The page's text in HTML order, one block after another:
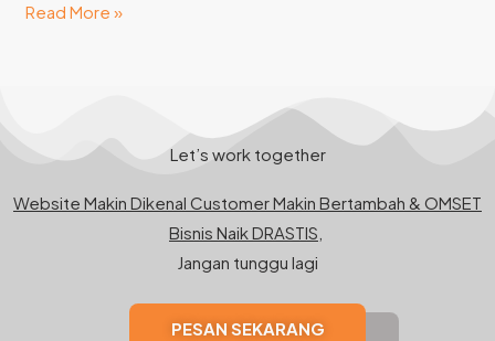
Read More »
Let’s work together
Website Makin Dikenal Customer Makin Bertambah & OMSET
Bisnis Naik DRASTIS,
Jangan tunggu lagi
PESAN SEKARANG